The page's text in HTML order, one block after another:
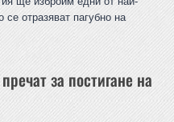
отразяват пагубно на
за постигане на